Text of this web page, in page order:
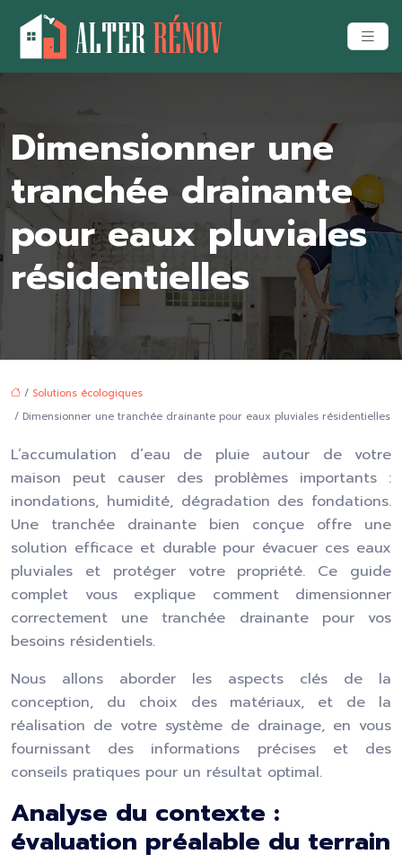
Dimensionner une
tranchée drainante
pour eaux pluviales
résidentielles
/ Solutions écologiques
/ Dimensionner une tranchée drainante pour eaux pluviales résidentielles
L’accumulation d’eau de pluie autour de votre
maison peut causer des problèmes importants :
inondations, humidité, dégradation des fondations.
Une tranchée drainante bien conçue offre une
solution efficace et durable pour évacuer ces eaux
pluviales et protéger votre propriété. Ce guide
complet vous explique comment dimensionner
correctement une tranchée drainante pour vos
besoins résidentiels.
Nous allons aborder les aspects clés de la
conception, du choix des matériaux, et de la
réalisation de votre système de drainage, en vous
fournissant des informations précises et des
conseils pratiques pour un résultat optimal.
Analyse du contexte :
évaluation préalable du terrain